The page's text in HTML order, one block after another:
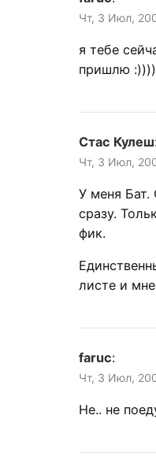
Чт, 3 Июл,
я тебе
пришлю :))))
Стас Кулеш
Чт, 3 Июл,
У меня Бат.
сразу.
фик.
листе и
faruc:
Чт, 3 Июл,
Не.. не